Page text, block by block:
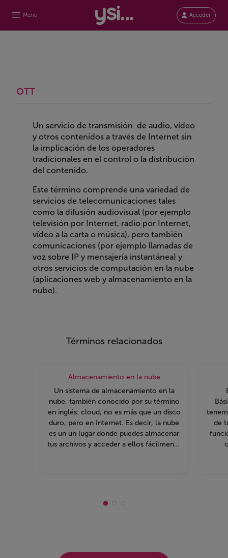
OTT
Un servicio de transmisión de audio, vídeo
y otros contenidos a través de Internet sin
la implicación de los operadores
tradicionales en el control o la distribución
del contenido.
Este término comprende una variedad de
servicios de telecomunicaciones tales
como la difusión audiovisual (por ejemplo
televisión por Internet, radio por Internet,
vídeo a la carta o música), pero también
comunicaciones (por ejemplo llamadas de
voz sobre IP y mensajería instantánea) y
otros servicios de computación en la nube
(aplicaciones web y almacenamiento en la
nube).
Términos relacionados
Almacenamiento en la nube
Un sistema de almacenamiento en la
nube, también conocido por su término
en inglés: cloud, no es más que un disco
duro, pero en Internet. Es decir, la nube
es un un lugar donde puedes almacenar
tus archivos y acceder a ellos fácilmente
servicios de almacenamiento en la nube
de
Menú Acceder